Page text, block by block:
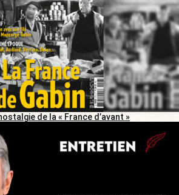
de la « France d’avant »